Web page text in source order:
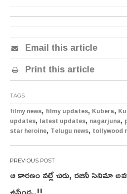
Email this article
Print this article
TAGS
filmy news, filmy updates, Kubera,
updates, latest updates, nagarjuna,
star heroine, Telugu news, tollywood
Post
navigation
ఆ కారణం వల్లే చిరు, రజినీ సినిమా